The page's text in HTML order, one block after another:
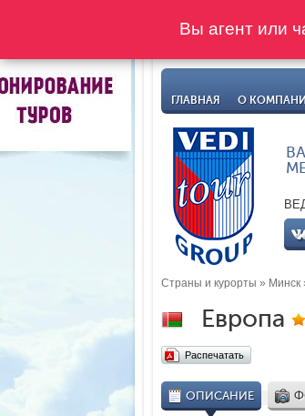
Вы агент или
ГЛАВНАЯ О
Страны и курорты » Минск
Европа
Распечатать
ОПИСАНИЕ